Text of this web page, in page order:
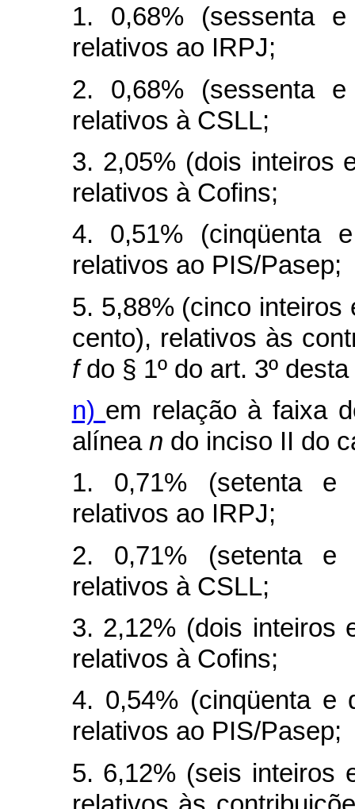
1. 0,68% (sessenta
relativos ao IRPJ;
2. 0,68% (sessenta
relativos à CSLL;
3. 2,05% (dois inteiros
relativos à Cofins;
4. 0,51% (cinqüenta
relativos ao PIS/Pasep;
5. 5,88% (cinco inteiros
cento), relativos às
fdo § 1º do art. 3º
n) em relação à faixa
alínea n do inciso II do
1. 0,71% (setenta e
relativos ao IRPJ;
2. 0,71% (setenta e
relativos à CSLL;
3. 2,12% (dois inteiros
relativos à Cofins;
4. 0,54% (cinqüenta e
relativos ao PIS/Pasep;
5. 6,12% (seis inteiros